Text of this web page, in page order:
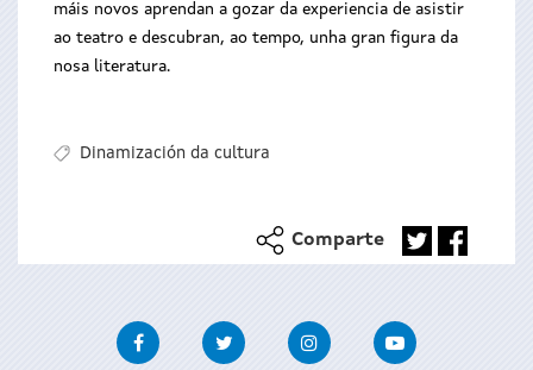
máis novos aprendan a gozar da experiencia de asistir
ao teatro e descubran, ao tempo, unha gran figura da
nosa literatura.
Dinamización da cultura
Comparte
FacebookTwitter InstagramYoutube